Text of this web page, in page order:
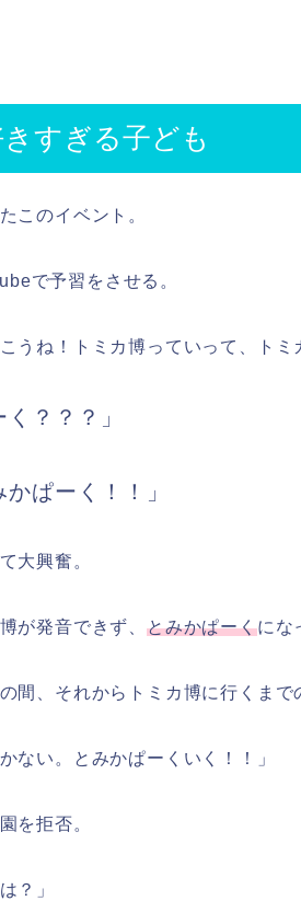
きすぎる子ども
このイベント。
で予習をさせる。
うね！トミカ博っていって、トミ
く？？？」
かぱーく！！」
大興奮。
が発音できず、 とみかぱーくにな
間、それからトミカ博に行くまで
ない。とみかぱーくいく！！」
を拒否。
？」